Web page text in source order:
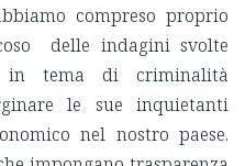
compreso proprio
delle indagini svolte
in tema di criminalità
le sue inquietanti
nel nostro paese.